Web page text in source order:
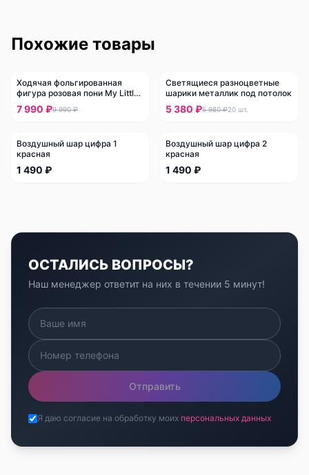
Похожие товары
-20%
Ходячая фольгированная
фигура розовая пони My Little
Pony
7 990 ₽9 990 ₽
-10%
Светящиеся разноцветные
шарики металлик под потолок
5 380 ₽5 980 ₽20 шт.
Воздушный шар цифра 1
красная
1 490 ₽
Воздушный шар цифра 2
красная
1 490 ₽
ОСТАЛИСЬ ВОПРОСЫ?
Наш менеджер ответит на них в течении 5 минут!
Отправить
Я даю согласие на обработку моих персональных данных